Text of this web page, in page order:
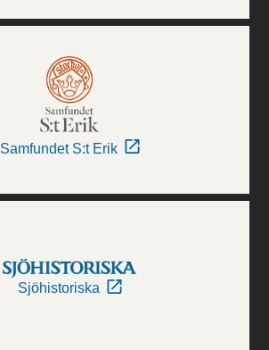
Samfundet S:t Erik
Sjöhistoriska